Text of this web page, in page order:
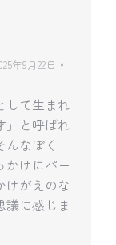
年9月22日
して生まれ
」と呼ばれ
なぼく
かけにパー
けがえのな
議に感じま